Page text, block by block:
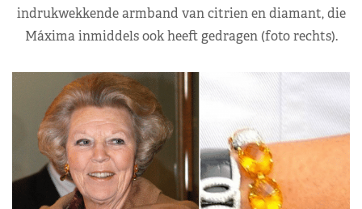
indrukwekkende armband van citrien en diamant, die
Máxima inmiddels ook heeft gedragen (foto rechts).